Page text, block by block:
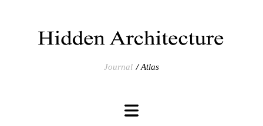
Journal Atlas